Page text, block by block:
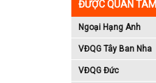
ĐƯỢC QUAN TÂM
Ngoại Hạng Anh
VĐQG Tây Ban Nha
VĐQG Đức